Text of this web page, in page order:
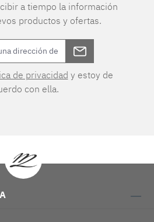
a tiempo la información
productos y ofertas.
de privacidad y estoy de
con ella.